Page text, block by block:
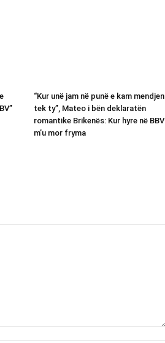
“Kur unë jam në punë e kam mendjen
tek ty”, Mateo i bën deklaratën
romantike Brikenës: Kur hyre në BBV
m’u mor fryma